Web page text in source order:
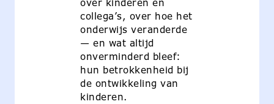
collega’s, over hoe het
onderwijs veranderde
— en wat altijd
onverminderd bleef:
hun betrokkenheid bij
de ontwikkeling van
kinderen.